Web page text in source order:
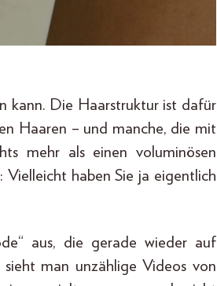
kann. Die Haarstruktur ist dafür
Haaren – und manche, die mit
mehr als einen voluminösen
haben Sie ja eigentlich
aus, die gerade wieder auf
man unzählige Videos von